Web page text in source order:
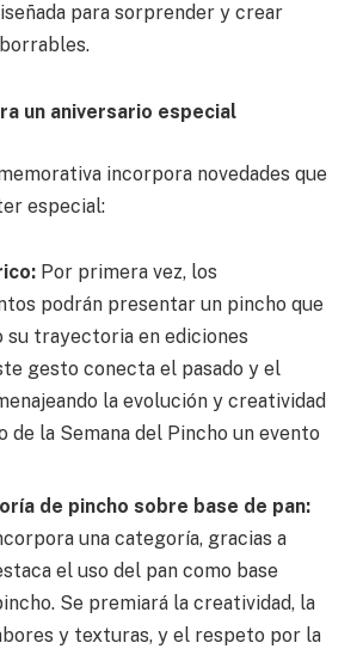
para sorprender y crear
un aniversario especial
incorpora novedades que
especial:
Por primera vez, los
podrán presentar un pincho que
su trayectoria en ediciones
gesto conecta el pasado y el
la evolución y creatividad
de la Semana del Pincho un evento
de pincho sobre base de pan:
una categoría, gracias a
el uso del pan como base
Se premiará la creatividad, la
y texturas, y el respeto por la